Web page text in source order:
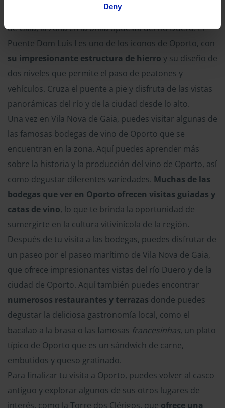
Deny
famosos puentes que conectan la ciudad con Vila Nova
de Gaia, la zona en la orilla opuesta del río Duero. El
Puente Dom Luís I es uno de los iconos de Oporto, con
su impresionante estructura de hierro y su diseño de
dos niveles que permite el paso de peatones y
vehículos. Cruza el puente a pie y disfruta de las vistas
panorámicas del río y de la ciudad desde lo alto.
Una vez en Vila Nova de Gaia, puedes visitar algunas de
las famosas bodegas de vino de Oporto que se
encuentran en la zona. Aquí puedes aprender más
sobre la historia y la producción del vino de Oporto, así
como degustar diferentes variedades. Muchas de las
bodegas que ver en Oporto ofrecen visitas guiadas y
catas de vino, lo que te brinda la oportunidad de
sumergirte en la cultura vitivinícola de la región.
Después de tu visita a las bodegas, puedes disfrutar de
un paseo por el paseo marítimo de Vila Nova de Gaia,
que ofrece impresionantes vistas del río Duero y de la
ciudad de Oporto. Aquí también puedes encontrar
numerosos restaurantes y terrazas donde puedes
degustar la deliciosa gastronomía local, como el
bacalao a la brasa o las famosas francesinhas, un plato
típico de Oporto que es un sándwich de carne,
embutidos y queso gratinado.
Para finalizar tu visita a Oporto, puedes volver al casco
antiguo y explorar algunos de sus otros lugares de
interés, como la Torre dos Clérigos, que ofrece una